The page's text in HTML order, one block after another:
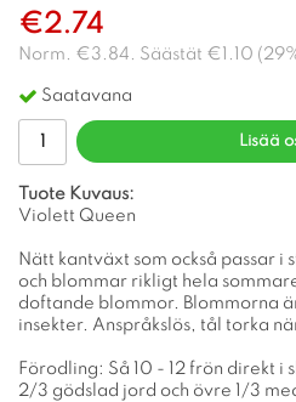
€2.74
Norm. €3.84 . Säästät €1.10 ( 29
Saatavana
Lisää
Tuote Kuvaus:
Violett Queen
Nätt kantväxt som också passar i
och blommar rikligt hela
doftande blommor. Blommorna
insekter. Anspråkslös, tål torka
Förodling: Så 10 - 12 frön direkt i
2/3 gödslad jord och övre 1/3